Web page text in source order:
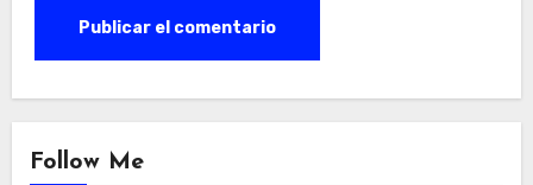
Follow Me